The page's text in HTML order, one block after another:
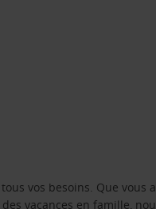
vos besoins. Que
vacances en famille,